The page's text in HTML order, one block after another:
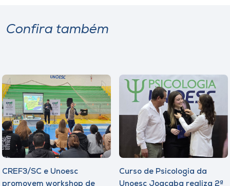
Confira também
CREF3/SC e Unoesc
promovem workshop de
Curso de Psicologia da
Unoesc Joaçaba realiza 2ª